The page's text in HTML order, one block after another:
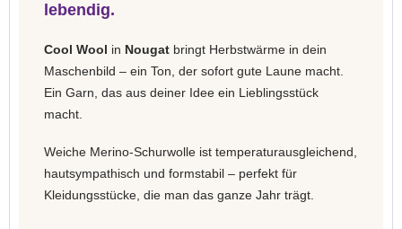
lebendig.
Cool Wool in Nougat bringt Herbstwärme in dein
Maschenbild – ein Ton, der sofort gute Laune macht.
Ein Garn, das aus deiner Idee ein Lieblingsstück
macht.
Weiche Merino-Schurwolle ist temperaturausgleichend,
hautsympathisch und formstabil – perfekt für
Kleidungsstücke, die man das ganze Jahr trägt.